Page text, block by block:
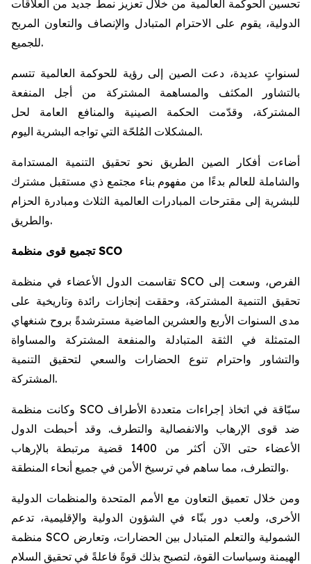
تحسين الحوكمة العالمية من خلال تعزيز نمط جديد من العلاقات
الدولية، يقوم على الاحترام المتبادل والإنصاف والتعاون المربح
للجميع.
لسنواتٍ عديدة، دعت الصين إلى رؤية للحوكمة العالمية تتسم
بالتشاور المكثف والمساهمة المشتركة من أجل المنفعة
المشتركة، وقدّمت الحكمة الصينية والمنافع العامة لحل
المشكلات المُلحّة التي تواجه البشرية اليوم.
أضاءت أفكار الصين الطريق نحو تحقيق التنمية المستدامة
والشاملة للعالم بدءًا من مفهوم بناء مجتمع ذي مستقبل مشترك
للبشرية إلى مقترحات المبادرات العالمية الثلاث ومبادرة الحزام
والطريق.
تجميع قوى منظمة SCO
تقاسمت الدول الأعضاء في منظمة SCO الفرص، وسعت إلى
تحقيق التنمية المشتركة، وحققت إنجازات رائدة وتاريخية على
مدى السنوات الأربع والعشرين الماضية مسترشدةً بروح شنغهاي
المتمثلة في الثقة المتبادلة والمنفعة المشتركة والمساواة
والتشاور واحترام تنوع الحضارات والسعي لتحقيق التنمية
المشتركة.
وكانت منظمة SCO سبّاقة في اتخاذ إجراءات متعددة الأطراف
ضد قوى الإرهاب والانفصالية والتطرف. وقد أحبطت الدول
الأعضاء حتى الآن أكثر من 1400 قضية مرتبطة بالإرهاب
والتطرف، مما ساهم في ترسيخ الأمن في جميع أنحاء المنطقة.
ومن خلال تعميق التعاون مع الأمم المتحدة والمنظمات الدولية
الأخرى، ولعب دور بنّاء في الشؤون الدولية والإقليمية، تدعم
منظمة SCO الشمولية والتعلم المتبادل بين الحضارات، وتعارض
الهيمنة وسياسات القوة، لتصبح بذلك قوةً فاعلةً في تحقيق السلام